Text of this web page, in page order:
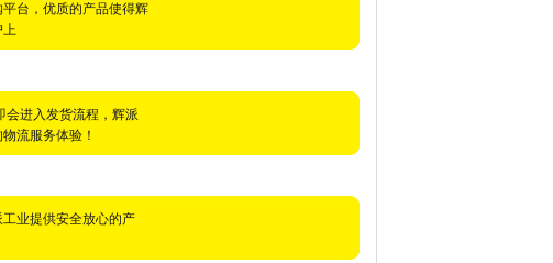
台，优质的产品使得辉
上
会进入发货流程，辉派
流服务体验！
业提供安全放心的产